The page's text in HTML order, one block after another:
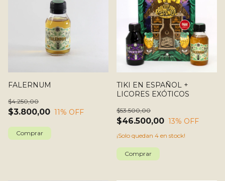
FALERNUM
$3.800,00
$4.250,00
11% OFF
TIKI EN ESPAÑOL +
LICORES EXÓTICOS
$46.500,00
$53.500,00
13% OFF
¡Solo quedan 4 en stock!